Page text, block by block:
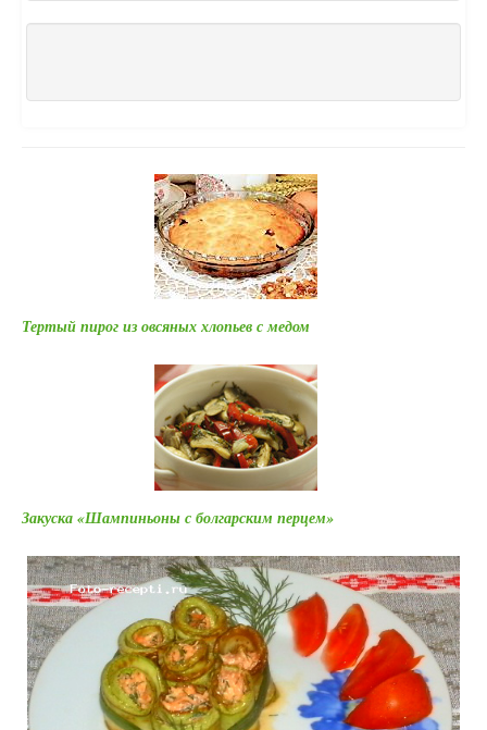
Тертый пирог из овсяных хлопьев с медом
Закуска «Шампиньоны с болгарским перцем»